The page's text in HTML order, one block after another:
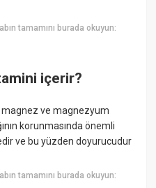
tamamını burada okuyun:
içerir?
ve magnezyum
korunmasında önemli
ve bu yüzden doyurucudur
tamamını burada okuyun: